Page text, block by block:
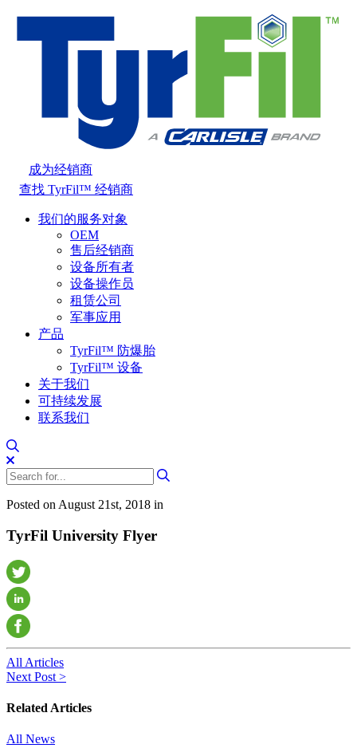
成为经销商
查找 TyrFil™ 经销商
我们的服务对象
OEM
售后经销商
设备所有者
设备操作员
租赁公司
军事应用
产品
TyrFil™ 防爆胎
TyrFil™ 设备
关于我们
可持续发展
联系我们
Posted on August 21st, 2018 in
TyrFil University Flyer
All Articles
Next Post >
Related Articles
All News